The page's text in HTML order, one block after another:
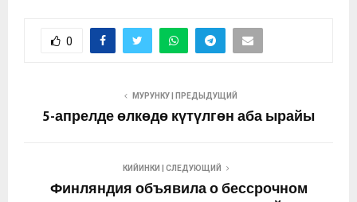
0
МУРУНКУ | ПРЕДЫДУЩИЙ
5-апрелде өлкөдө күтүлгөн аба ырайы
КИЙИНКИ | СЛЕДУЮЩИЙ
Финляндия объявила о бессрочном